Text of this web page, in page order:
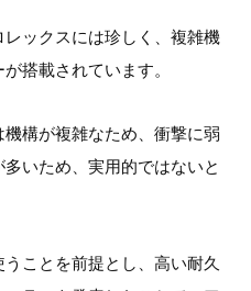
ックスには珍しく、複雑機
搭載されています。
構が複雑なため、衝撃に弱
いため、実用的ではないと
ことを前提とし、高い耐久